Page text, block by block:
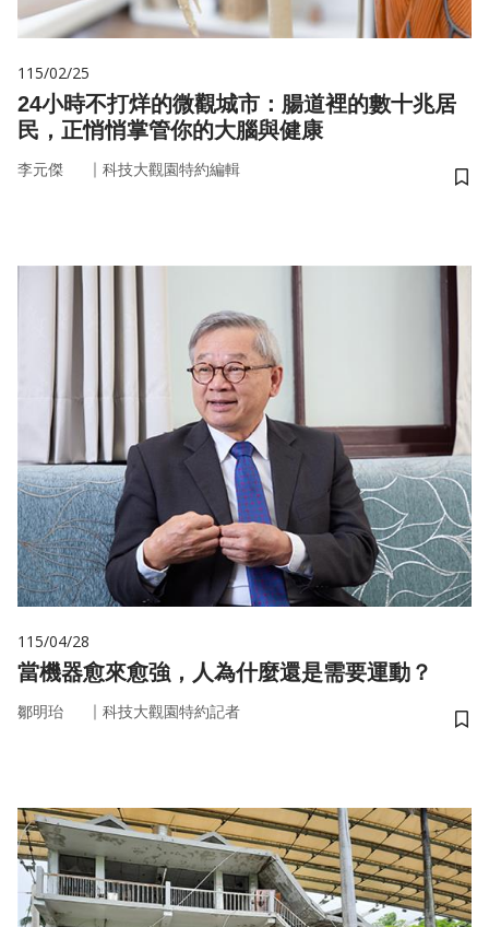
115/02/25
24小時不打烊的微觀城市：腸道裡的數十兆居
民，正悄悄掌管你的大腦與健康
李元傑 ｜ 科技大觀園特約編輯
儲
115/04/28
當機器愈來愈強，人為什麼還是需要運動？
鄒明珆 ｜ 科技大觀園特約記者
儲